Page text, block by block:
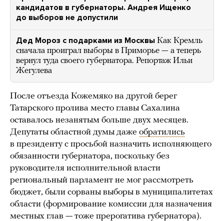
кандидатов в губернаторы. Андрея Ищенко
до выборов не допустили
Дед Мороз с подарками из Москвы Как Кремль
сначала проиграл выборы в Приморье — а теперь
вернул туда своего губернатора. Репортаж Ильи
Жегулева
После отъезда Кожемяко на другой берег
Татарского пролива место главы Сахалина
оставалось незанятым больше двух месяцев.
Депутаты областной думы даже обратились
в президенту с просьбой назначить исполняющего
обязанности губернатора, поскольку без
руководителя исполнительной власти
региональный парламент не мог рассмотреть
бюджет, были сорваны выборы в муниципалитетах
области (формирование комиссии для назначения
местных глав — тоже прерогатива губернатора).